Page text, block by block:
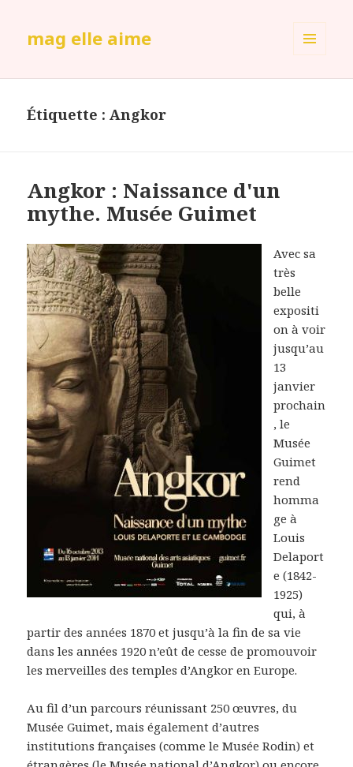
mag elle aime
Étiquette :Angkor
Angkor : Naissance d'un
mythe. Musée Guimet
Avec sa
très
belle
expositi
on à voir
jusqu’au
13
janvier
prochain
, le
Musée
Guimet
rend
homma
ge à
Louis
Delaport
e (1842-
1925)
qui, à
partir des années 1870 et jusqu’à la fin de sa vie
dans les années 1920 n’eût de cesse de promouvoir
les merveilles des temples d’Angkor en Europe.
Au fil d’un parcours réunissant 250 œuvres, du
Musée Guimet, mais également d’autres
institutions françaises (comme le Musée Rodin) et